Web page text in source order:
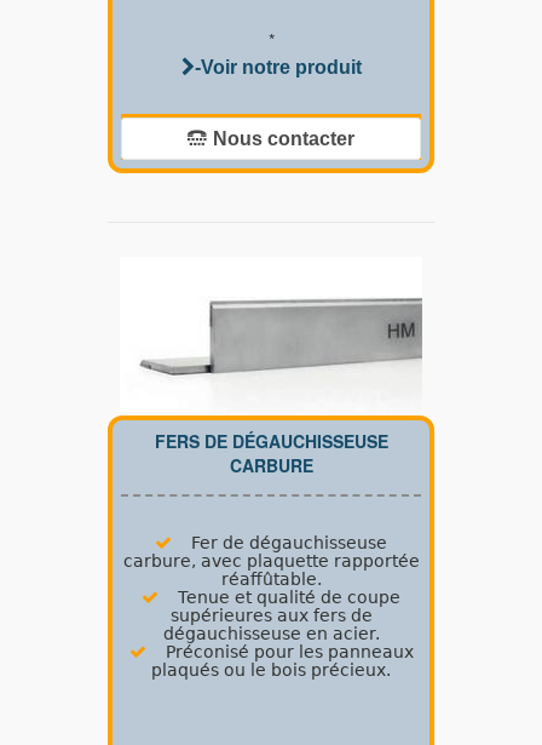
*
-Voir notre produit
Nous contacter
FERS DE DÉGAUCHISSEUSE
CARBURE
Fer de dégauchisseuse
carbure, avec plaquette rapportée
réaffûtable.
Tenue et qualité de coupe
supérieures aux fers de
dégauchisseuse en acier.
Préconisé pour les panneaux
plaqués ou le bois précieux.